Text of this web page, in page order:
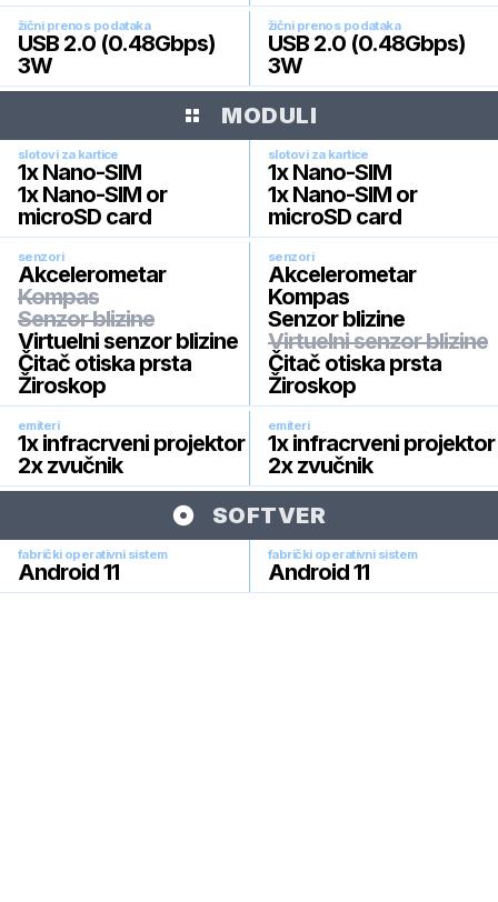
žični prenos podataka
USB 2.0 (0.48Gbps)
3W
žični prenos podataka
USB 2.0 (0.48Gbps)
3W
MODULI
slotovi za kartice
1x Nano-SIM
1x Nano-SIM or
microSD card
slotovi za kartice
1x Nano-SIM
1x Nano-SIM or
microSD card
senzori
Akcelerometar
Kompas
Senzor blizine
Virtuelni senzor blizine
Čitač otiska prsta
Žiroskop
senzori
Akcelerometar
Kompas
Senzor blizine
Virtuelni senzor blizine
Čitač otiska prsta
Žiroskop
emiteri
1x infracrveni projektor
2x zvučnik
emiteri
1x infracrveni projektor
2x zvučnik
SOFTVER
fabrički operativni sistem
Android 11
fabrički operativni sistem
Android 11